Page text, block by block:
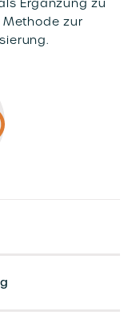
Ergänzung zu
Methode zur